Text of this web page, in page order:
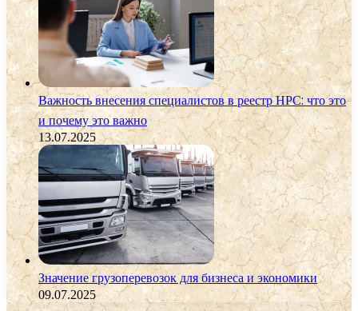
Важность внесения специалистов в реестр НРС: что это
и почему это важно
13.07.2025
Значение грузоперевозок для бизнеса и экономики
09.07.2025